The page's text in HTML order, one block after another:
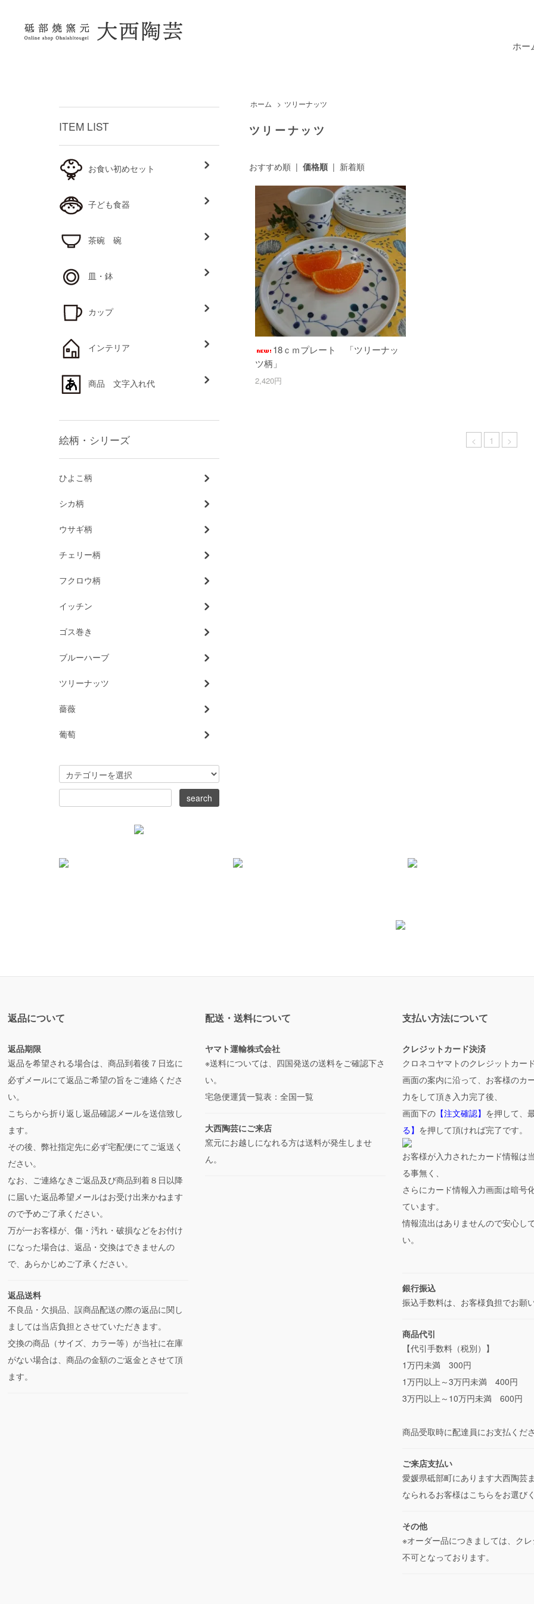
ホー
ホーム > ツリーナッツ
ツリーナッツ
おすすめ順| 価格順| 新着順
18ｃｍプレート 「ツリーナッ
ツ柄」
2,420円
< 1 >
ITEM LIST
お食い初めセット
子ども食器
茶碗 碗
皿・鉢
カップ
インテリア
商品 文字入れ代
絵柄・シリーズ
ひよこ柄
シカ柄
ウサギ柄
チェリー柄
フクロウ柄
イッチン
ゴス巻き
ブルーハーブ
ツリーナッツ
薔薇
葡萄
返品について
返品期限
返品を希望される場合は、商品到着後７日迄に
必ずメールにて返品ご希望の旨をご連絡くださ
い。
こちらから折り返し返品確認メールを送信致し
ます。
その後、弊社指定先に必ず宅配便にてご返送く
ださい。
なお、ご連絡なきご返品及び商品到着８日以降
に届いた返品希望メールはお受け出来かねます
ので予めご了承ください。
万が一お客様が、傷・汚れ・破損などをお付け
になった場合は、返品・交換はできませんの
で、あらかじめご了承ください。
返品送料
不良品・欠損品、誤商品配送の際の返品に関し
ましては当店負担とさせていただきます。
交換の商品（サイズ、カラー等）が当社に在庫
がない場合は、商品の金額のご返金とさせて頂
ます。
配送・送料について
ヤマト運輸株式会社
※送料については、四国発送の送料をご確認下さ
い。
宅急便運賃一覧表：全国一覧
大西陶芸にご来店
窯元にお越しになれる方は送料が発生しませ
ん。
支払い方法について
クレジットカード決済
クロネコヤマトのクレジットカー
画面の案内に沿って、お客様のカ
力をして頂き入力完了後、
画面下の 【注文確認】 を押して、
る】 を押して頂ければ完了です。
お客様が入力されたカード情報は
る事無く、
さらにカード情報入力画面は暗号
ています。
情報流出はありませんので安心し
い。
銀行振込
振込手数料は、お客様負担でお願
商品代引
【代引手数料（税別）】
1万円未満 300円
1万円以上～3万円未満 400円
3万円以上～10万円未満 600円
商品受取時に配達員にお支払くだ
ご来店支払い
愛媛県砥部町にあります大西陶芸
なられるお客様はこちらをお選び
その他
※オーダー品につきましては、ク
不可となっております。